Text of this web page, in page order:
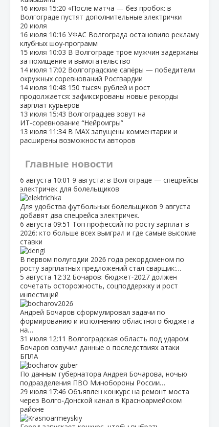
16 июля 15:20 «После матча — без пробок: в
Волгограде пустят дополнительные электрички
20 июля
16 июля 10:16 УФАС Волгограда остановило рекламу
клубных шоу‑программ
15 июля 10:03 В Волгограде трое мужчин задержаны
за похищение и вымогательство
14 июля 17:02 Волгоградские сапёры — победители
окружных соревнований Росгвардии
14 июля 10:48 150 тысяч рублей и рост
продолжается: зафиксированы новые рекорды
зарплат курьеров
13 июля 15:43 Волгоградцев зовут на
ИТ‑соревнование “Нейроигры”
13 июля 11:34 В МАХ запущены комментарии и
расширены возможности авторов
Главные новости
6 августа 10:01 9 августа: в Волгограде — спецрейсы
электричек для болельщиков
Для удобства футбольных болельщиков 9 августа
добавят два спецрейса электричек.
6 августа 09:51 Топ профессий по росту зарплат в
2026: кто больше всех выиграл и где самые высокие
ставки
В первом полугодии 2026 года рекордсменом по
росту зарплатных предложений стал сварщик:…
5 августа 12:32 Бочаров: бюджет‑2027 должен
сочетать осторожность, соцподдержку и рост
инвестиций
Андрей Бочаров сформулировал задачи по
формированию и исполнению областного бюджета
на…
31 июля 12:11 Волгоградская область под ударом:
Бочаров озвучил данные о последствиях атаки
БПЛА
По данным губернатора Андрея Бочарова, ночью
подразделения ПВО Минобороны России…
29 июля 17:46 Объявлен конкурс на ремонт моста
через Волго‑Донской канал в Красноармейском
районе